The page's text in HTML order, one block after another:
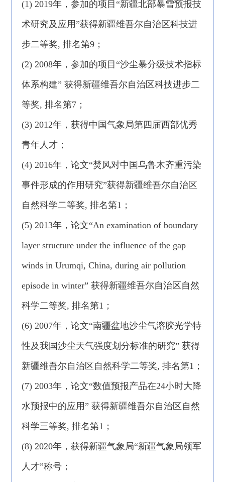
(1) 2019年，参加的项目“新疆北部暴雪预报技
术研究及应用”获得新疆维吾尔自治区科技进
步二等奖, 排名第9；
(2) 2008年，参加的项目“沙尘暴分级技术指标
体系构建” 获得新疆维吾尔自治区科技进步二
等奖, 排名第7；
(3) 2012年，获得中国气象局第四届西部优秀
青年人才；
(4) 2016年，论文“焚风对中国乌鲁木齐重污染
事件形成的作用研究”获得新疆维吾尔自治区
自然科学二等奖, 排名第1；
(5) 2013年，论文“An examination of boundary
layer structure under the influence of the gap
winds in Urumqi, China, during air pollution
episode in winter” 获得新疆维吾尔自治区自然
科学二等奖, 排名第1；
(6) 2007年，论文“南疆盆地沙尘气溶胶光学特
性及我国沙尘天气强度划分标准的研究” 获得
新疆维吾尔自治区自然科学二等奖, 排名第1；
(7) 2003年，论文“数值预报产品在24小时大降
水预报中的应用” 获得新疆维吾尔自治区自然
科学三等奖, 排名第1；
(8) 2020年，获得新疆气象局“新疆气象局领军
人才”称号；